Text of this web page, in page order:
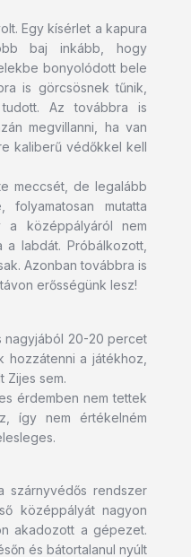
Egy kísérlet a kapura
baj inkább, hogy
bonyolódott bele
is görcsösnek tűnik,
Az továbbra is
megvillanni, ha van
kaliberű védőkkel kell
meccsét, de legalább
folyamatosan mutatta
a középpályáról nem
a labdát. Próbálkozott,
Azonban továbbra is
erősségünk lesz!
nagyjából 20-20 percet
hozzátenni a játékhoz,
Zijes sem.
érdemben nem tettek
így nem értékelném
szárnyvédős rendszer
középpályát nagyon
akadozott a gépezet.
és bátortalanul nyúlt